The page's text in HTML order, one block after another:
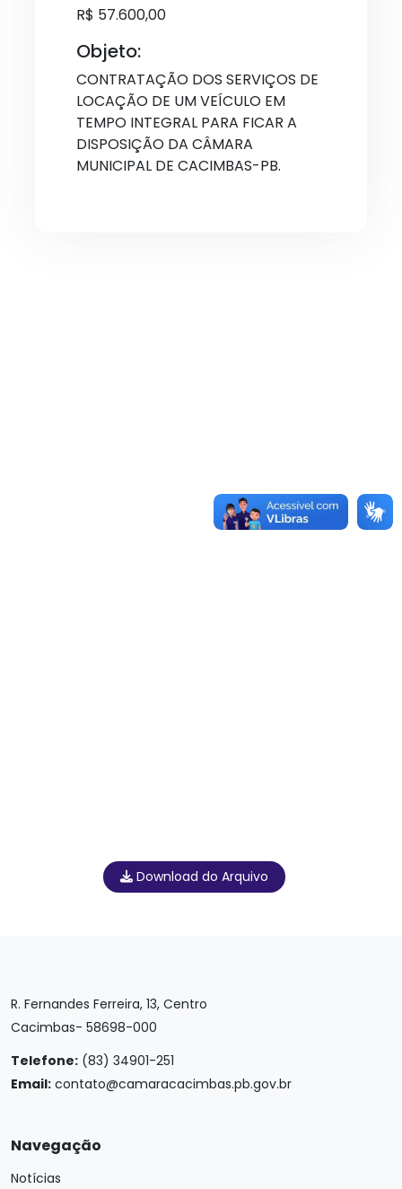
R$ 57.600,00
Objeto:
CONTRATAÇÃO DOS SERVIÇOS DE
LOCAÇÃO DE UM VEÍCULO EM
TEMPO INTEGRAL PARA FICAR A
DISPOSIÇÃO DA CÂMARA
MUNICIPAL DE CACIMBAS-PB.
Download do Arquivo
R. Fernandes Ferreira, 13, Centro
Cacimbas- 58698-000
Telefone: (83) 34901-251
Email: contato@camaracacimbas.pb.gov.br
Navegação
Notícias